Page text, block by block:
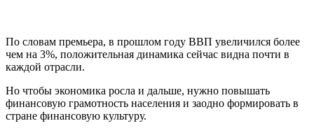
По словам премьера, в прошлом году ВВП увеличился более
чем на 3%, положительная динамика сейчас видна почти в
каждой отрасли.
Но чтобы экономика росла и дальше, нужно повышать
финансовую грамотность населения и заодно формировать в
стране финансовую культуру.